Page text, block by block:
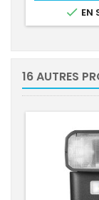
 EN
16 AUTRES